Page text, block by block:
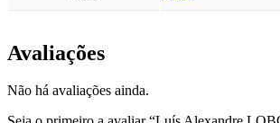
Avaliações
Não há avaliações ainda.